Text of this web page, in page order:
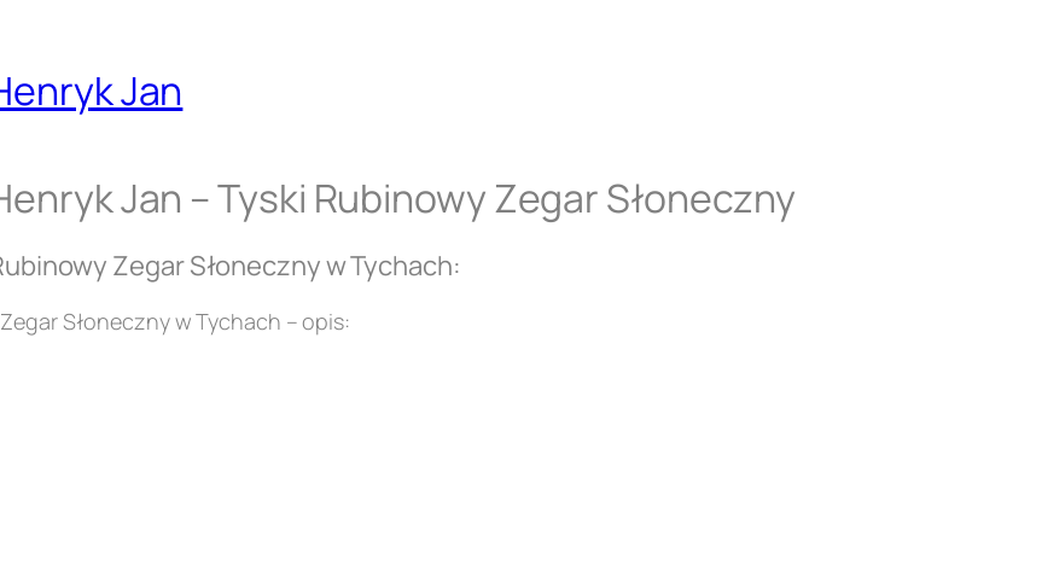
Jan
Jan – Tyski Rubinowy Zegar Słoneczny
Zegar Słoneczny w Tychach:
Zegar Słoneczny w Tychach – opis: